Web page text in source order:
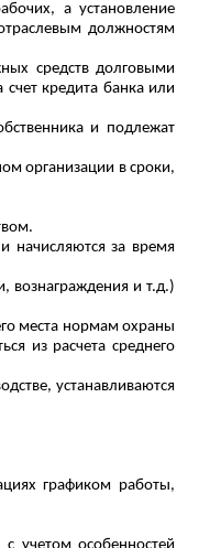
а установление
должностям
средств долговыми
счет кредита банка или
и подлежат
организации в сроки,
начисляются за время
вознаграждения и т.д.)
места нормам охраны
из расчета среднего
устанавливаются
графиком работы,